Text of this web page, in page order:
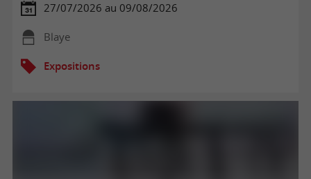
27/07/2026 au 09/08/2026
Blaye
Expositions